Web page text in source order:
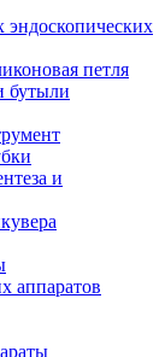
петля
бутыли
и
аппаратов